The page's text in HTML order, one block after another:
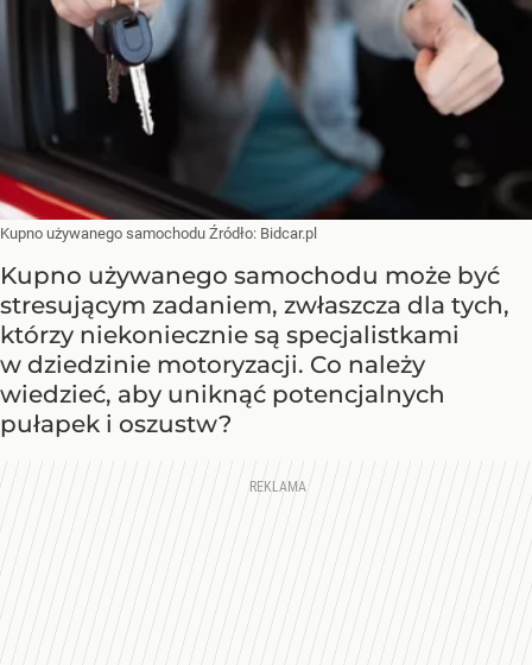
Kupno używanego samochodu Źródło: Bidcar.pl
Kupno używanego samochodu może być
stresującym zadaniem, zwłaszcza dla tych,
którzy niekoniecznie są specjalistkami
w dziedzinie motoryzacji. Co należy
wiedzieć, aby uniknąć potencjalnych
pułapek i oszustw?